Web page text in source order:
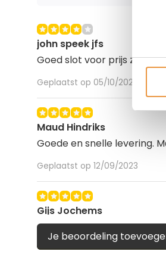
john speek jfs
Goed slot voor prijs zeker
Geplaatst op 05/10/2023
Maud Hindriks
Goede en snelle levering.
Geplaatst op 12/09/2023
Gijs Jochems
Mooi slot, past precies
Snelle levering.
Je beoordeling